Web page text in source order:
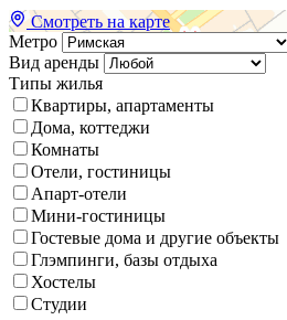
Смотреть на карте
Метро
Вид аренды
Типы жилья
Квартиры, апартаменты
Дома, коттеджи
Комнаты
Отели, гостиницы
Апарт-отели
Мини-гостиницы
Гостевые дома и другие объекты
Глэмпинги, базы отдыха
Хостелы
Студии